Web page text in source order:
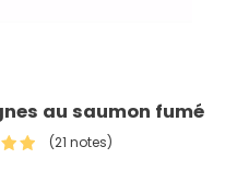
au saumon fumé
(21 notes)